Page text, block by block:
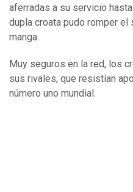
aferradas a su servicio
dupla croata pudo romper el
manga.
Muy seguros en la red, los
sus rivales, que resistían
número uno mundial.